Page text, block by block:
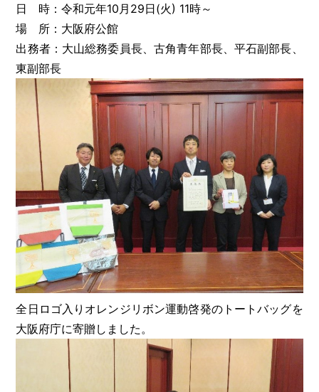
日 時：令和元年10月29日(火) 11時～
場 所：大阪府公館
出務者：大山総務委員長、古角青年部長、平石副部長、
東副部長
全日ロゴ入りオレンジリボン運動啓発のトートバッグを
大阪府庁に寄贈しました。